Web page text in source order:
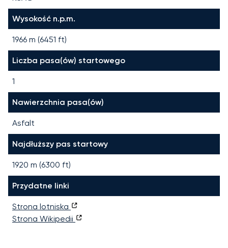
Wysokość n.p.m.
1966 m (6451 ft)
Liczba pasa(ów) startowego
1
Nawierzchnia pasa(ów)
Asfalt
Najdłuższy pas startowy
1920 m (6300 ft)
Przydatne linki
Strona lotniska
Strona Wikipedii